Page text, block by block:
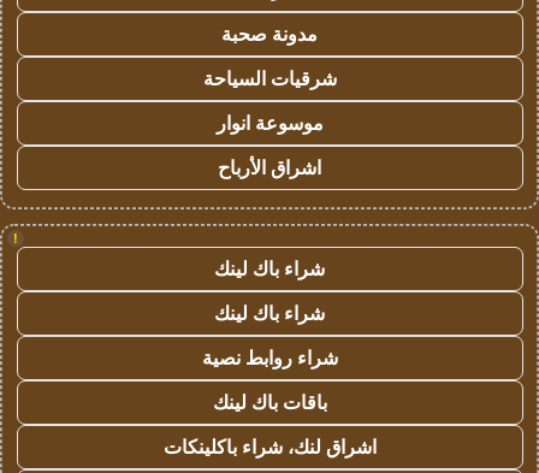
مدونة صحبة
شرقيات السياحة
موسوعة انوار
اشراق الأرباح
!
شراء باك لينك
شراء باك لينك
شراء روابط نصية
باقات باك لينك
اشراق لنك، شراء باكلينكات